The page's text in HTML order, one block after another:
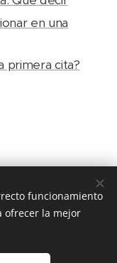
en una
primera cita?
reservados.
funcionamiento
ofrecer la mejor